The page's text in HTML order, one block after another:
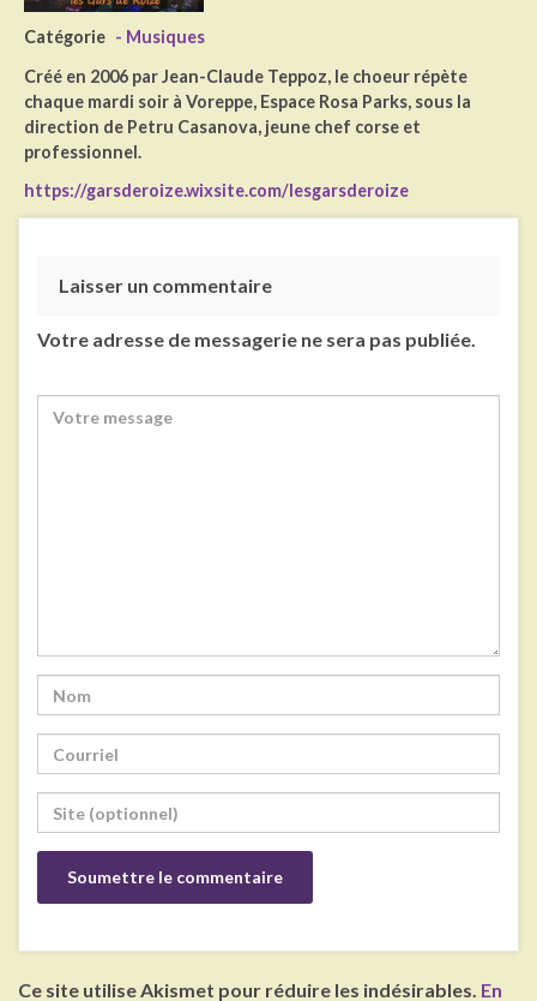
Catégorie - Musiques
Créé en 2006 par Jean-Claude Teppoz, le choeur répète
chaque mardi soir à Voreppe, Espace Rosa Parks, sous la
direction de Petru Casanova, jeune chef corse et
professionnel.
https://garsderoize.wixsite.com/lesgarsderoize
Laisser un commentaire
Votre adresse de messagerie ne sera pas publiée.
Ce site utilise Akismet pour réduire les indésirables. En